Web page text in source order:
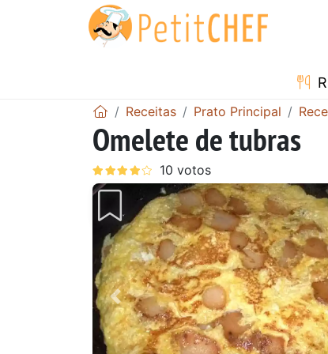
Receitas Prato Principal
Omelete de tubras
Anterior